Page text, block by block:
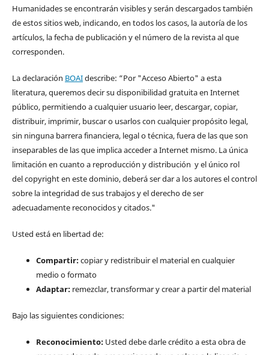
Humanidades se encontrarán visibles y serán descargados también
de estos sitios web, indicando, en todos los casos, la autoría de los
artículos, la fecha de publicación y el número de la revista al que
corresponden.
La declaración BOAIdescribe: “Por "Acceso Abierto" a esta
literatura, queremos decir su disponibilidad gratuita en Internet
público, permitiendo a cualquier usuario leer, descargar, copiar,
distribuir, imprimir, buscar o usarlos con cualquier propósito legal,
sin ninguna barrera financiera, legal o técnica, fuera de las que son
inseparables de las que implica acceder a Internet mismo. La única
limitación en cuanto a reproducción y distribución y el único rol
del copyright en este dominio, deberá ser dar a los autores el control
sobre la integridad de sus trabajos y el derecho de ser
adecuadamente reconocidos y citados."
Usted está en libertad de:
Compartir:copiar y redistribuir el material en cualquier
medio o formato
Adaptar:remezclar, transformar y crear a partir del material
Bajo las siguientes condiciones:
Reconocimiento:Usted debe darle crédito a esta obra de